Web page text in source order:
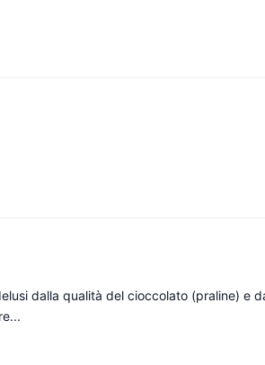
dalla qualità del cioccolato (praline) e